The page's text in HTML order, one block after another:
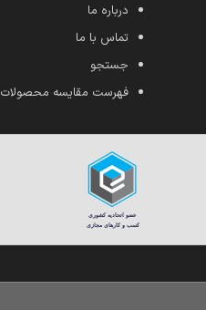
درباره ما
تماس با ما
جستجو
فهرست مقایسه محصولات